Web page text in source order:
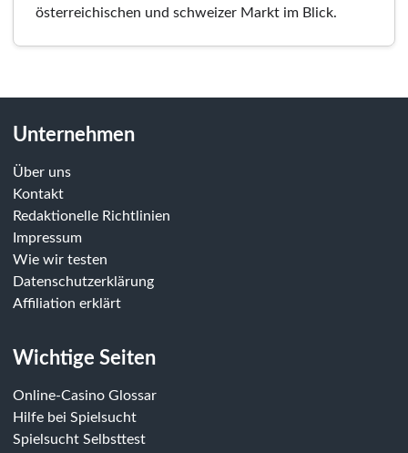
österreichischen und schweizer Markt im Blick.
Unternehmen
Über uns
Kontakt
Redaktionelle Richtlinien
Impressum
Wie wir testen
Datenschutzerklärung
Affiliation erklärt
Wichtige Seiten
Online-Casino Glossar
Hilfe bei Spielsucht
Spielsucht Selbsttest